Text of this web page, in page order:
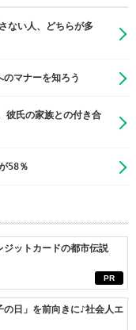
ない人、どちらが多
マナーを知ろう
氏の家族との付き合
58％
PR
ットカードの都市伝説
の日」を前向きに♪社会人エ